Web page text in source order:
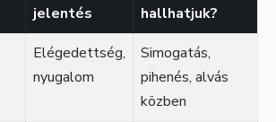
jelentés
hallhatjuk?
Elégedettség,
nyugalom
Simogatás,
pihenés, alvás
közben